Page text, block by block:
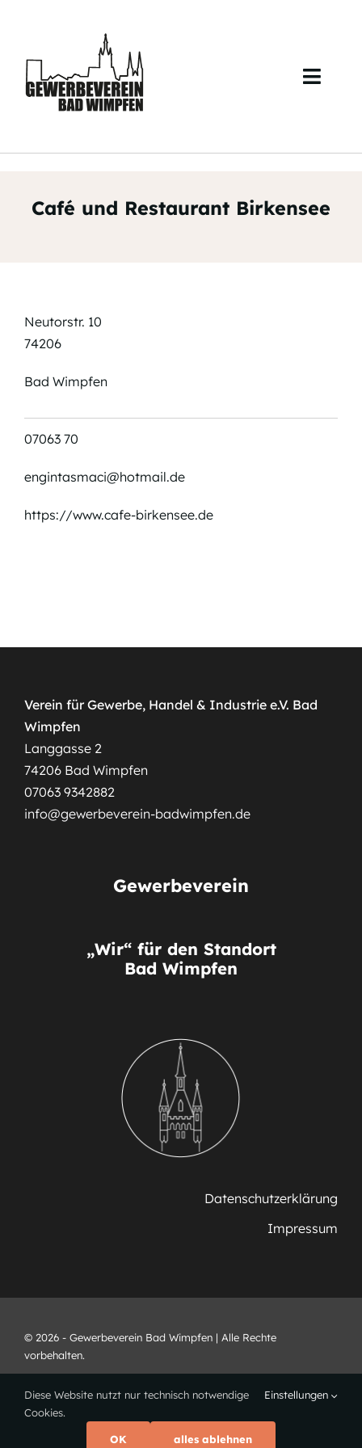
Kontakt
Café und Restaurant Birkensee
Neutorstr. 10
74206
Bad Wimpfen
07063 70
engintasmaci@hotmail.de
https://www.cafe-birkensee.de
Verein für Gewerbe, Handel & Industrie e.V. Bad
Wimpfen
Langgasse 2
74206 Bad Wimpfen
07063 9342882
info@gewerbeverein-badwimpfen.de
Gewerbeverein
„Wir“ für den Standort
Bad Wimpfen
Datenschutzerklärung
Impressum
© 2026 - Gewerbeverein Bad Wimpfen | Alle Rechte
vorbehalten.
www.ricarts.de
Diese Website nutzt nur technisch notwendige
Cookies.
Einstellungen
OK alles ablehnen